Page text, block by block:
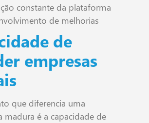
constante da plataforma
de melhorias
de
empresas
que diferencia uma
madura é a capacidade de